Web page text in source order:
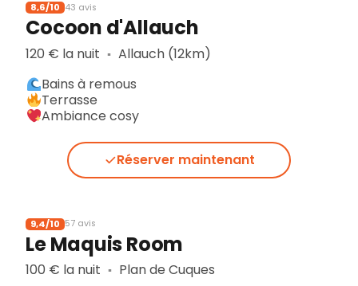
8,6/10 43 avis
Cocoon d'Allauch
120 € la nuit ▪︎ Allauch (12km)
Bains à remous
Terrasse
Ambiance cosy
Réserver maintenant
9,4/10 57 avis
Le Maquis Room
100 € la nuit ▪︎ Plan de Cuques